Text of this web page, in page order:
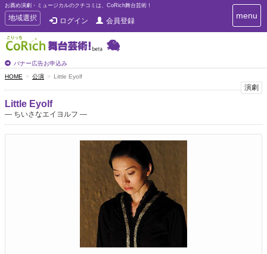
お薦め演劇・ミュージカルのクチコミは、CoRich舞台芸術！
T
o
g
g
e
n
a
i
地域選択 ログイン 会員登録
バナー広告お申込み
T
o
g
menu
HOME 公演 Little Eyolf
演劇
Little Eyolf
― ちいさなエイヨルフ ―